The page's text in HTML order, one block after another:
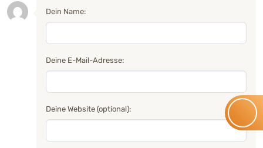
Dein Name:
Deine E-Mail-Adresse:
Deine Website (optional):